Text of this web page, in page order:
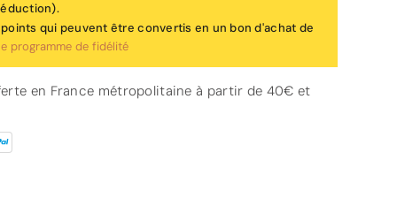
qui peuvent être convertis en un bon d'achat de
programme de fidélité
en France métropolitaine à partir de 40€ et